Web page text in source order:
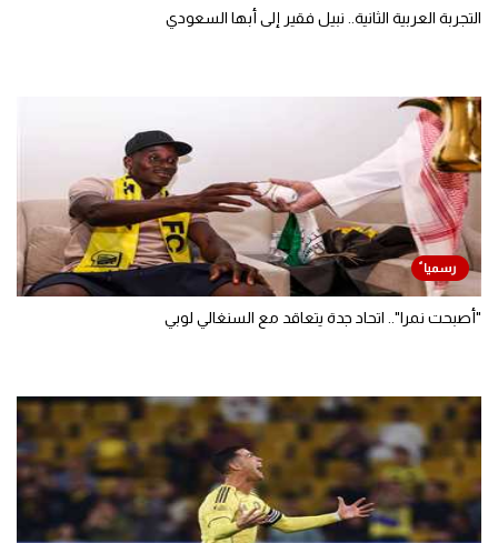
التجربة العربية الثانية.. نبيل فقير إلى أبها السعودي
"أصبحت نمرا".. اتحاد جدة يتعاقد مع السنغالي لوبي